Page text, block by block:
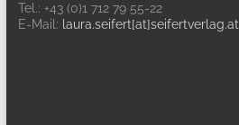
Tel.: +43 (0)1 712 79 55-22
E-Mail: laura.seifert[at]seifertverlag.at